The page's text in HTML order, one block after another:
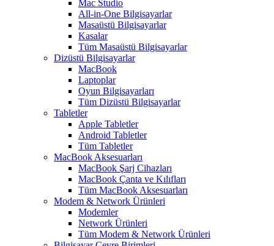
Mac Studio
All-in-One Bilgisayarlar
Masaüstü Bilgisayarlar
Kasalar
Tüm Masaüstü Bilgisayarlar
Dizüstü Bilgisayarlar
MacBook
Laptoplar
Oyun Bilgisayarları
Tüm Dizüstü Bilgisayarlar
Tabletler
Apple Tabletler
Android Tabletler
Tüm Tabletler
MacBook Aksesuarları
MacBook Şarj Cihazları
MacBook Çanta ve Kılıfları
Tüm MacBook Aksesuarları
Modem & Network Ürünleri
Modemler
Network Ürünleri
Tüm Modem & Network Ürünleri